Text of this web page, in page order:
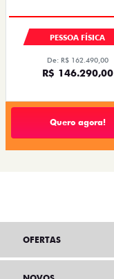
PESSOA FÍSICA
De: R$ 162.490,00
R$ 146.290,00
Quero agora!
OFERTAS